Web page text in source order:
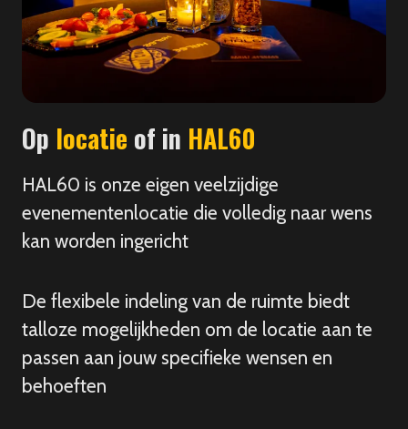
Op locatie of in HAL60
HAL60 is onze eigen veelzijdige
evenementenlocatie die volledig naar wens
kan worden ingericht
De flexibele indeling van de ruimte biedt
talloze mogelijkheden om de locatie aan te
passen aan jouw specifieke wensen en
behoeften